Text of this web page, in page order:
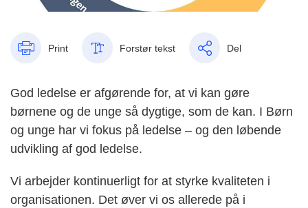
Print Forstør tekst Del
God ledelse er afgørende for, at vi kan gøre
børnene og de unge så dygtige, som de kan. I Børn
og unge har vi fokus på ledelse – og den løbende
udvikling af god ledelse.
Vi arbejder kontinuerligt for at styrke kvaliteten i
organisationen. Det øver vi os allerede på i